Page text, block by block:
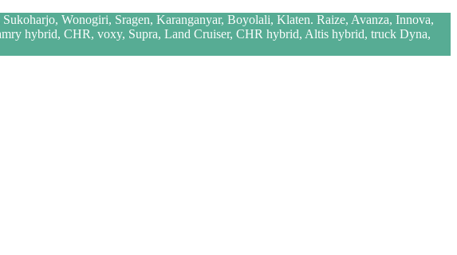
Sukoharjo, Wonogiri, Sragen, Karanganyar, Boyolali, Klaten. Raize, Avanza, Innova,
hybrid, CHR, voxy, Supra, Land Cruiser, CHR hybrid, Altis hybrid, truck Dyna,